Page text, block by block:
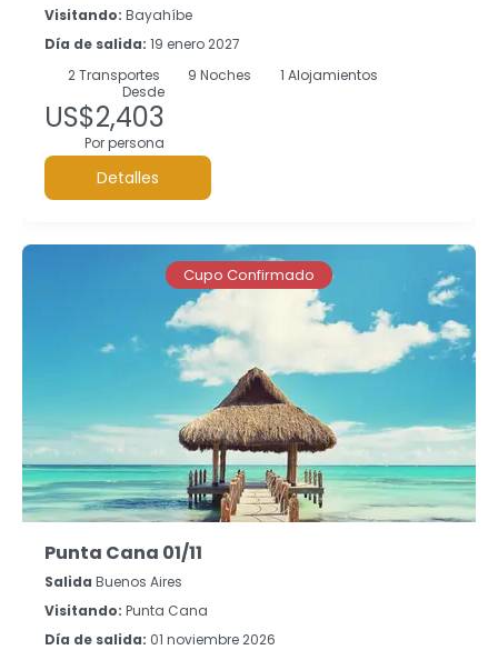
Visitando: Bayahíbe
Día de salida: 19 enero 2027
2Transportes 9 Noches
1 Alojamientos
Desde
US$2,403
Por persona
Detalles
Cupo Confirmado
Punta Cana 01/11
Salida Buenos Aires
Visitando: Punta Cana
Día de salida: 01 noviembre 2026